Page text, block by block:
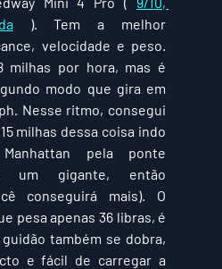
). Tem a melhor
velocidade e peso.
milhas por hora, mas é
modo que gira em
Nesse ritmo, consegui
milhas dessa coisa indo
pela ponte
um gigante, então
conseguirá mais). O
pesa apenas 36 libras, é
também se dobra,
e fácil de carregar a